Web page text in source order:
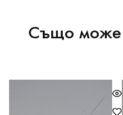
Също може